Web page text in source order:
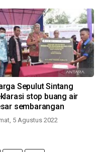
Sepulut Sintang
stop buang air
sembarangan
5 Agustus 2022